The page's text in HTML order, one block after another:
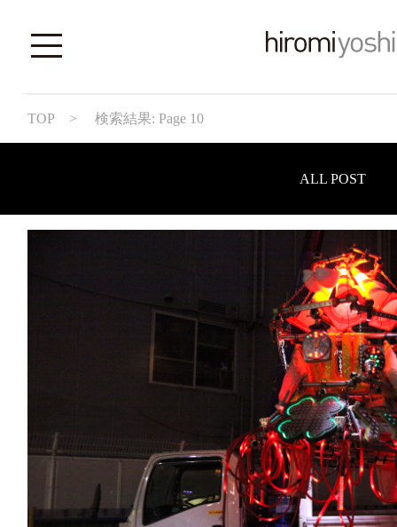
TOP > 検索結果: Page 10
ALL POST